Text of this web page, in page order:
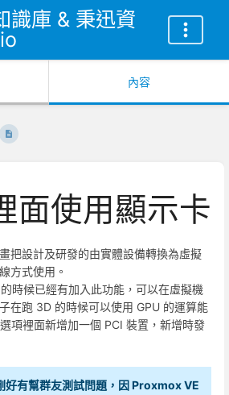
識庫 & 秉迅資
內容
面使用顯示卡
把設計及研發的由實體設備轉換為虛擬
方式使用。
時候已經有加入此功能，可以在虛擬機
在跑 3D 的時候可以使用 GPU 的運算能
項裡面新增加一個 PCI 裝置，新增時發
有幫群友測試問題，因 Proxmox VE